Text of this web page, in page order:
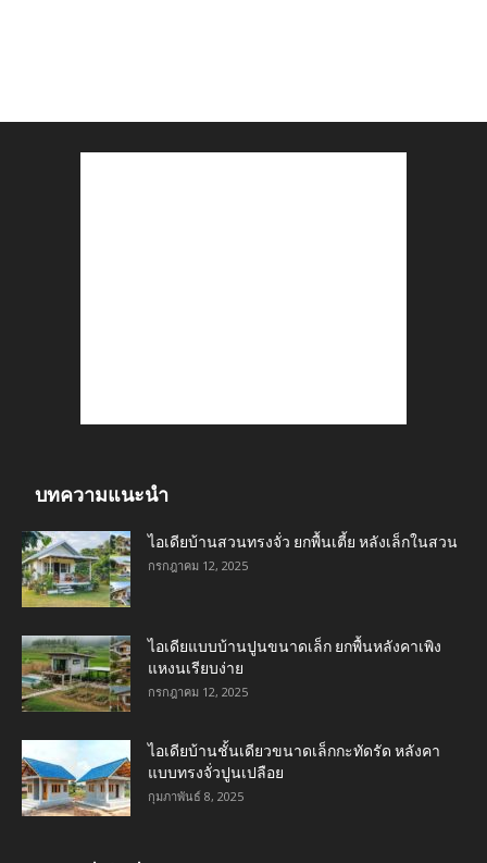
บทความแนะนำ
ไอเดียบ้านสวนทรงจั่ว ยกพื้นเตี้ย หลังเล็กในสวน
กรกฎาคม 12, 2025
ไอเดียแบบบ้านปูนขนาดเล็ก ยกพื้นหลังคาเพิง
แหงนเรียบง่าย
กรกฎาคม 12, 2025
ไอเดียบ้านชั้นเดียวขนาดเล็กกะทัดรัด หลังคา
แบบทรงจั่วปูนเปลือย
กุมภาพันธ์ 8, 2025